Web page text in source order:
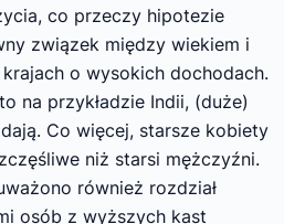
co przeczy hipotezie
związek między wiekiem i
o wysokich dochodach.
na przykładzie Indii, (duże)
Co więcej, starsze kobiety
niż starsi mężczyźni.
również rozdział
osób z wyższych kast